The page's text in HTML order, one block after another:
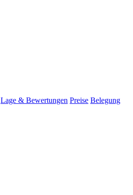
Lage & Bewertungen Preise Belegung